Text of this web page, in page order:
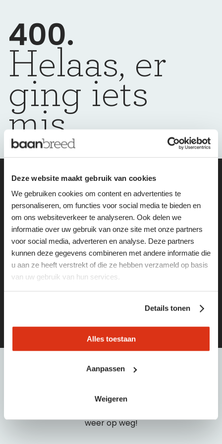
Deze website maakt gebruik van cookies
We gebruiken cookies om content en advertenties te
personaliseren, om functies voor social media te bieden en
om ons websiteverkeer te analyseren. Ook delen we
informatie over uw gebruik van onze site met onze partners
voor social media, adverteren en analyse. Deze partners
kunnen deze gegevens combineren met andere informatie die
u aan ze heeft verstrekt of die ze hebben verzameld op basis
van uw gebruik van hun services.
Details tonen
Alles toestaan
Aanpassen
Weigeren
400.
Helaas, er
ging iets
mis
wij helpen je
graag weer op
weg
Vind de leukste vacatures of het juiste personeel via
deze pagina’s:
vacatures
hulpnodig?
Bel of e-mail dan met één van onze medewerkers:
weer op weg!